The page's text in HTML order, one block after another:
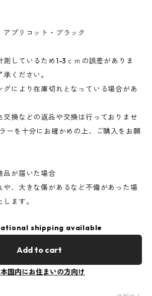
アプリコット・ブラック
しているため1-3ｃｍの誤差がありま
ください。
により在庫切れとなっている場合があ
換などの返品や交換は行っておりませ
ーを十分にお確かめの上、ご購入をお願
品が届いた場合
や、大きな傷があるなど不備があった場
ます。
shipping available
Add to cart
国内にお住まいの方向け